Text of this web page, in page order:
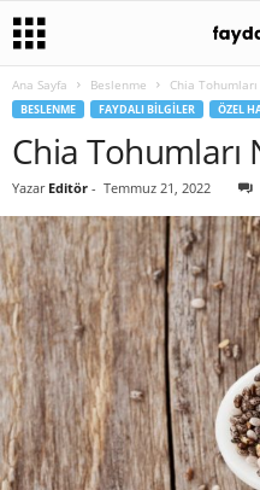
Ana Sayfa Beslenme Chia Tohumları
BESLENME FAYDALI BILGILER ÖZEL
Chia Tohumları
Yazar Editör - Temmuz 21, 2022